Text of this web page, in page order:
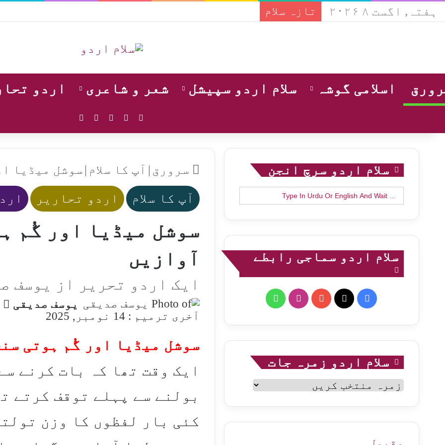
ہفتہ, اگست ۸ ۲۰۲۶ تازہ سلام
اسلامی گوشہ سلام اردو سپیشل شعر و شاعری اردو
Facebook
YouTube
Instagram
سرورق | آپ کا سلام | سوشل میڈیا
آپ کا سلام اردو تحاریر
سوشل میڈیا اور گُم
آوازیں
ایک اردو تحریر از یوسف
یوسف صدیقی
آخری ترمیم : 14 نومبر, 2025
سوشل میڈیا اور گُم ہوتی
ایک وقت تھا کہ بات کرنے
بولنے سے پہلے توقف کرتے
کئی بار لفظوں کا وزن
سلام اردو سرچ انجن
Search
for:
سلام اردو سماجی رابطے
Facebook
YouTube
Instagram
WhatsApp
سلام اردو زمرہ جات
سلام
اردو
زمرہ